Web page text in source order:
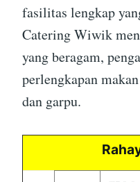
fasilitas lengkap
Catering Wiwik
yang beragam,
perlengkapan
dan garpu.